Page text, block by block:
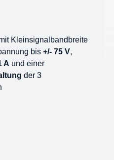
Kleinsignalbandbreite
bis+/- 75 V,
A und einer
der 3